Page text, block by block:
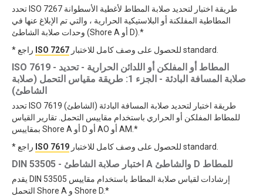
تحدد ISO 7267 طريقة اختبار لتحديد صلابة المطاط لأغطية الأسطوانة
المطاطية المفلكنة أو البلاستيكية الحرارية ، والتي تم الإبلاغ عنها في
وحدات صلابة الشاطئ (Shore A أو D).*
ISO 7267 للحصول على وصف كامل للاختبار standard.
ISO 7619 - المطاط أو المفلكن أو اللدائن الحرارية - تحديد
صلابة المسافة البادئة - الجزء 1: طريقة مقياس التحمل (صلابة
الشاطئ)
تحدد ISO 7619 طريقة اختبار لتحديد صلابة المسافة البادئة (الشاطئ)
للمطاط المفلكن أو الحراري باستخدام مقاييس التحمل. تقارير القياس
بمقاييس Shore A أو D أو AO أو AM.*
ISO 7619 للحصول على وصف كامل للاختبار standard.
DIN 53505 - اختبار صلابة الشاطئ A والشاطئ D للمطاط
يقدم DIN 53505 إرشادات لقياس صلابة المطاط باستخدام مقاييس
التحمل Shore A و Shore D.*